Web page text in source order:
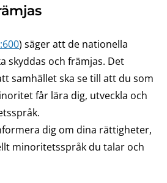
) säger att de nationella
skyddas och främjas. Det
samhället ska se till att du som
får lära dig, utveckla och
dig om dina rättigheter,
minoritetsspråk du talar och